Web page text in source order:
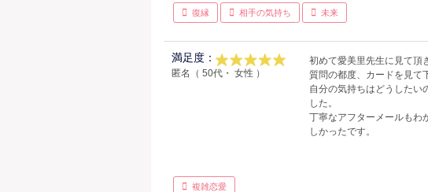
復縁 相手の気持ち 未来
満足度：
匿名（ 50代・ 女性 ）
初めて愛美里先生に見て頂
質問の都度、カードを見て
自分の気持ちはどうしたい
した。
丁寧なアフターメールもわ
しかったです。
複雑恋愛